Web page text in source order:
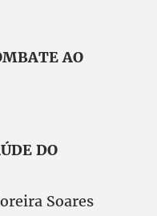
AO
DO
Soares